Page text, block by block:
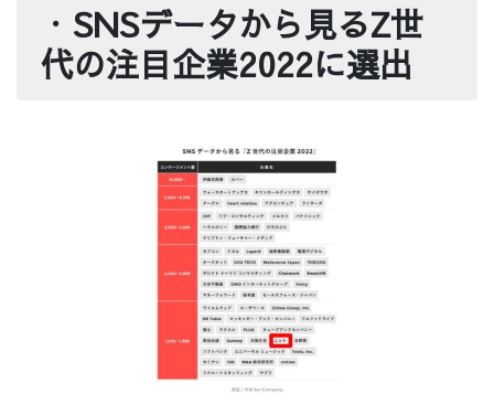
・ SNSデータから見るZ世
代の注目企業2022に選出